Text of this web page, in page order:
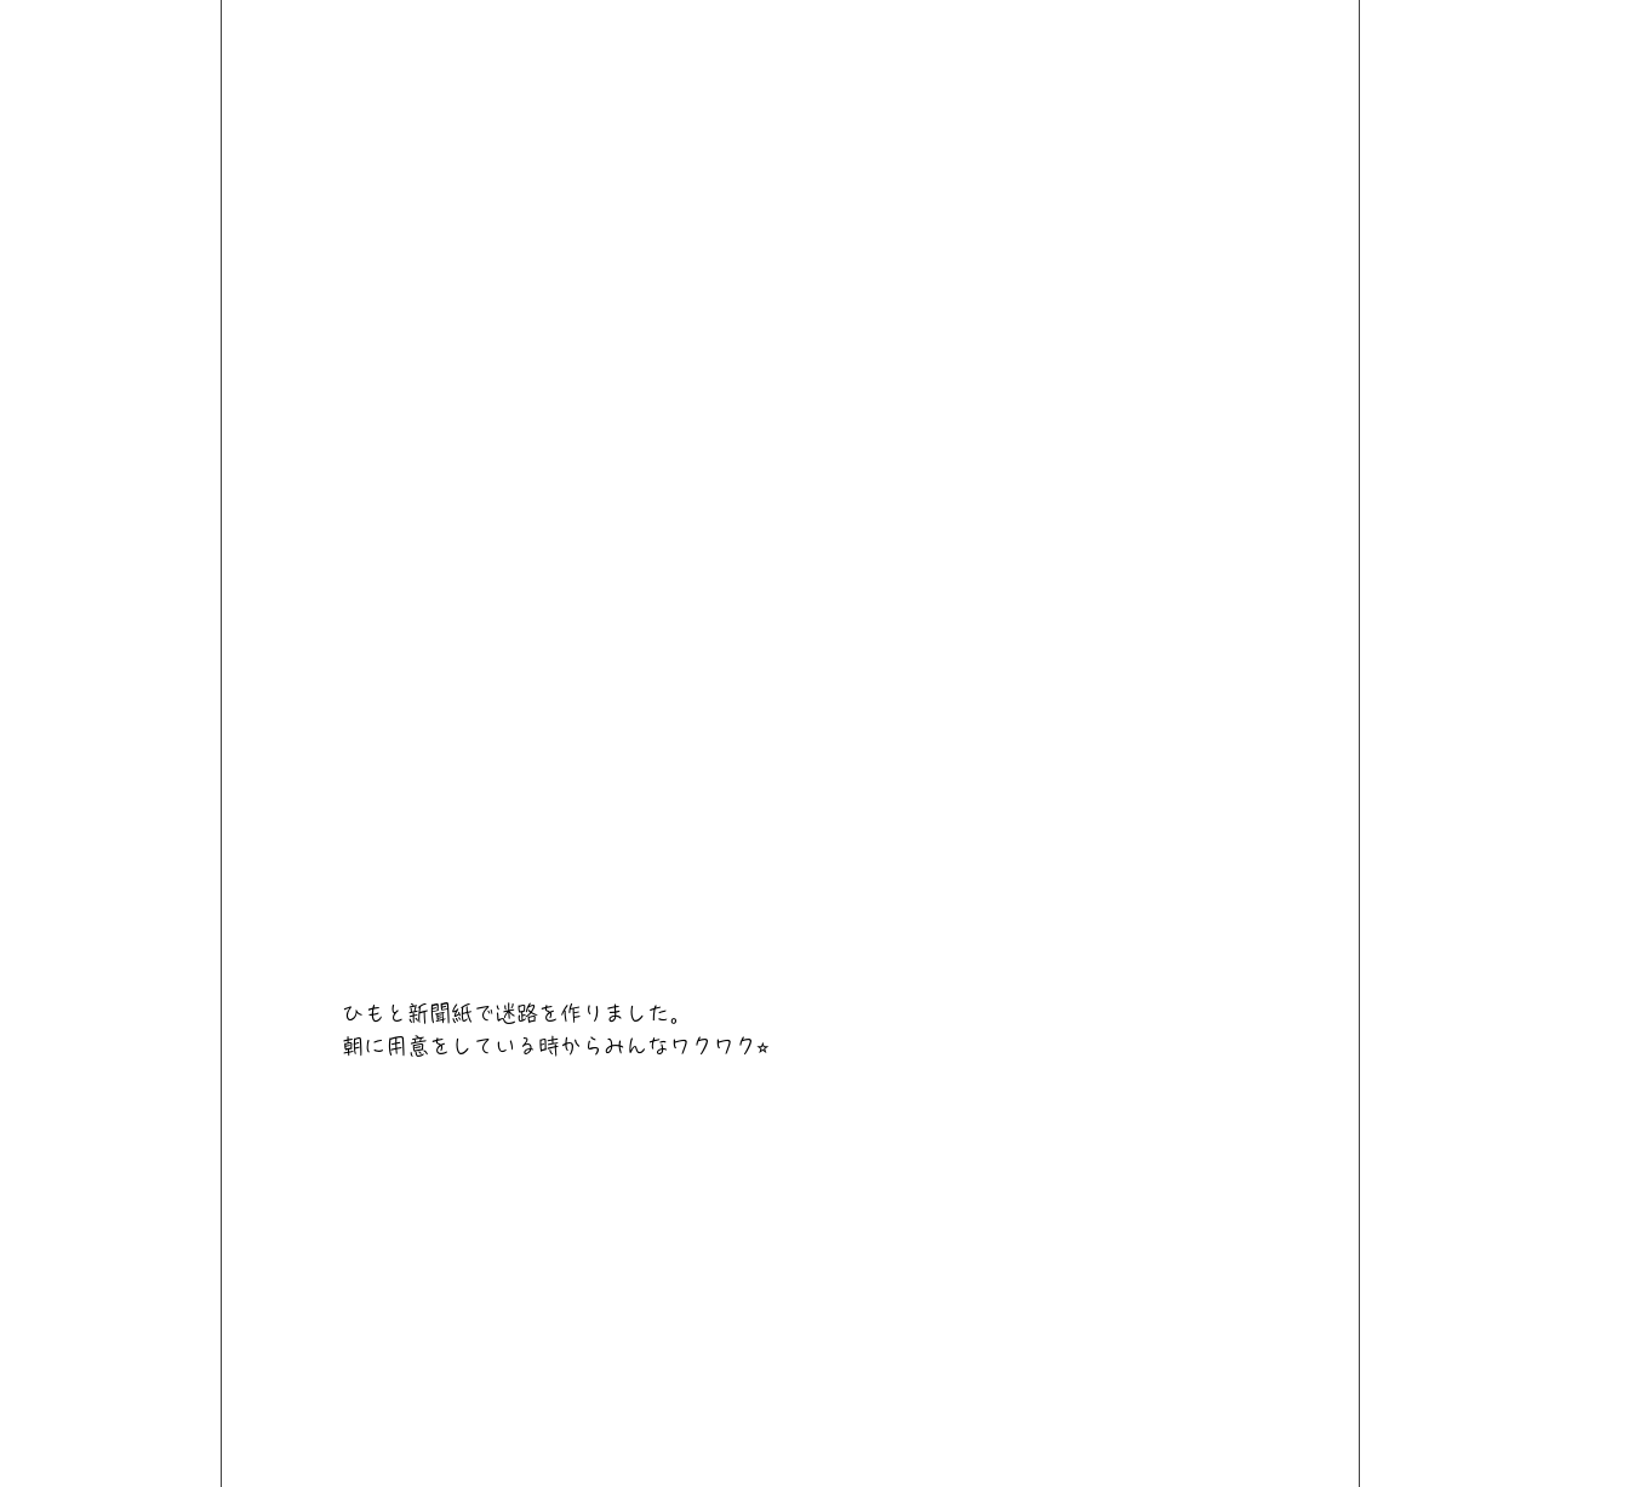
ひもと新聞紙で迷路を作りました。
朝に用意をしている時からみんなワクワク⭐︎